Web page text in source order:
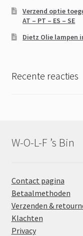
Verzend optie
AT – PT – ES – SE
Dietz Olie lampen
Recente reacties
W-O-L-F ’s Bin
Contact pagina
Betaalmethoden
Verzenden &
Klachten
Privacy